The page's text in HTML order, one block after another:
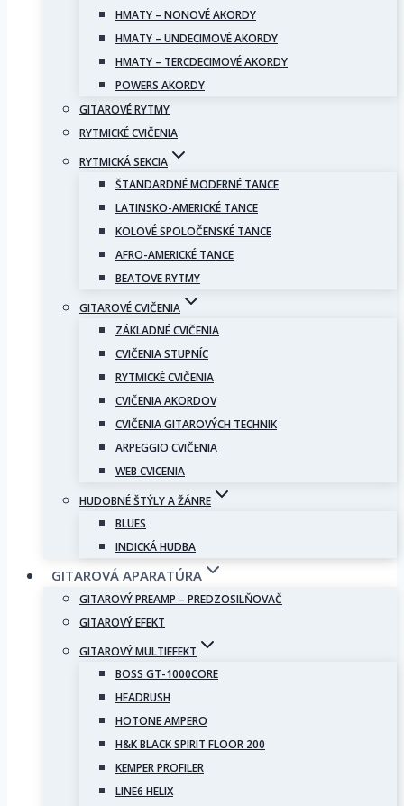
HMATY – NONOVÉ AKORDY
HMATY – UNDECIMOVÉ AKORDY
HMATY – TERCDECIMOVÉ AKORDY
POWERS AKORDY
GITAROVÉ RYTMY
RYTMICKÉ CVIČENIA
RYTMICKÁ SEKCIA
ŠTANDARDNÉ MODERNÉ TANCE
LATINSKO-AMERICKÉ TANCE
KOLOVÉ SPOLOČENSKÉ TANCE
AFRO-AMERICKÉ TANCE
BEATOVE RYTMY
GITAROVÉ CVIČENIA
ZÁKLADNÉ CVIČENIA
CVIČENIA STUPNÍC
RYTMICKÉ CVIČENIA
CVIČENIA AKORDOV
CVIČENIA GITAROVÝCH TECHNIK
ARPEGGIO CVIČENIA
WEB CVICENIA
HUDOBNÉ ŠTÝLY A ŽÁNRE
BLUES
INDICKÁ HUDBA
GITAROVÁ APARATÚRA
GITAROVÝ PREAMP – PREDZOSILŇOVAČ
GITAROVÝ EFEKT
GITAROVÝ MULTIEFEKT
BOSS GT-1000CORE
HEADRUSH
HOTONE AMPERO
H&K BLACK SPIRIT FLOOR 200
KEMPER PROFILER
LINE6 HELIX